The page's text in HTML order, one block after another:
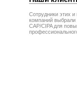
Сотрудники этих и
компаний выбрали
CAP/CIPA для